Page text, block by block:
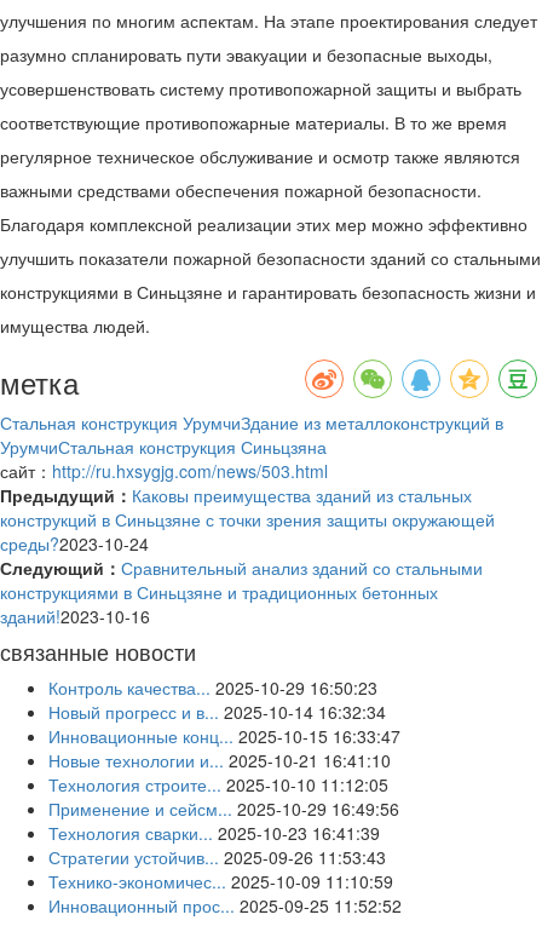
улучшения по многим аспектам. На этапе проектирования следует
разумно спланировать пути эвакуации и безопасные выходы,
усовершенствовать систему противопожарной защиты и выбрать
соответствующие противопожарные материалы. В то же время
регулярное техническое обслуживание и осмотр также являются
важными средствами обеспечения пожарной безопасности.
Благодаря комплексной реализации этих мер можно эффективно
улучшить показатели пожарной безопасности зданий со стальными
конструкциями в Синьцзяне и гарантировать безопасность жизни и
имущества людей.
метка
Стальная конструкция УрумчиЗдание из металлоконструкций в
УрумчиСтальная конструкция Синьцзяна
сайт： http://ru.hxsygjg.com/news/503.html
Предыдущий： Каковы преимущества зданий из стальных
конструкций в Синьцзяне с точки зрения защиты окружающей
среды?2023-10-24
Следующий： Сравнительный анализ зданий со стальными
конструкциями в Синьцзяне и традиционных бетонных
зданий!2023-10-16
связанные новости
Контроль качества... 2025-10-29 16:50:23
Новый прогресс и в... 2025-10-14 16:32:34
Инновационные конц... 2025-10-15 16:33:47
Новые технологии и... 2025-10-21 16:41:10
Технология строите... 2025-10-10 11:12:05
Применение и сейсм... 2025-10-29 16:49:56
Технология сварки... 2025-10-23 16:41:39
Стратегии устойчив... 2025-09-26 11:53:43
Технико-экономичес... 2025-10-09 11:10:59
Инновационный прос... 2025-09-25 11:52:52